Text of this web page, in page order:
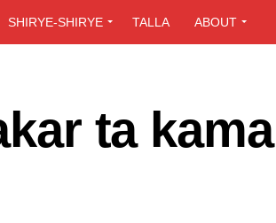
SHIRYE-SHIRYE TALLA ABOUT
ta